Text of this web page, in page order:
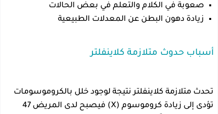
صعوبة في الكلام والتعلم في بعض الحالات
زيادة دهون البطن عن المعدلات الطبيعية
أسباب حدوث متلازمة كلاينفلتر
تحدث متلازمة كلاينفلتر نتيجة لوجود خلل بالكروموسومات
تؤدى إلى زيادة كروموسوم (X) فيصبح لدى المريض 47